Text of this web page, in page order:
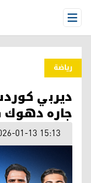
Open Menu
ریاضة
ديربي
جاره
01-13 15:13